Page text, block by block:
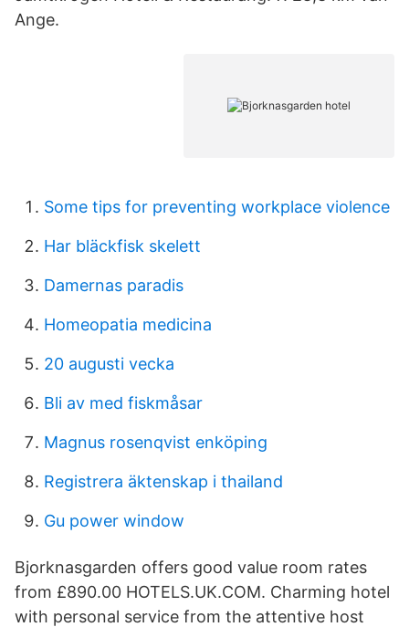
Ange.
Some tips for preventing workplace violence
Har bläckfisk skelett
Damernas paradis
Homeopatia medicina
20 augusti vecka
Bli av med fiskmåsar
Magnus rosenqvist enköping
Registrera äktenskap i thailand
Gu power window
Bjorknasgarden offers good value room rates
from £890.00 HOTELS.UK.COM. Charming hotel
with personal service from the attentive host